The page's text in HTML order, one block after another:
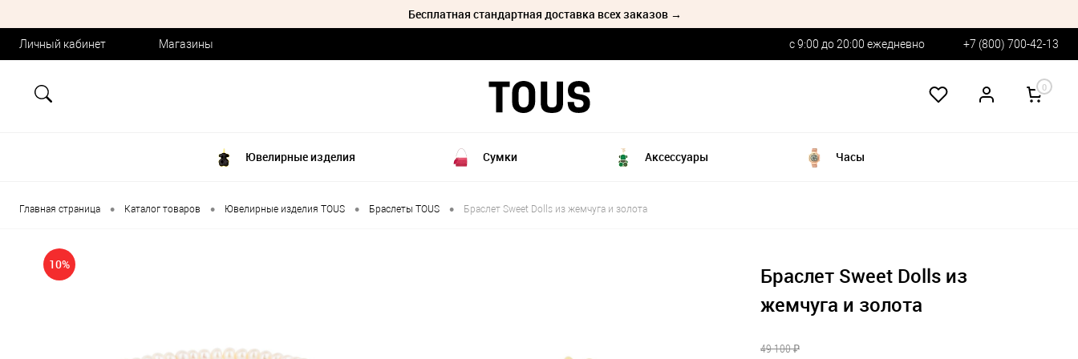
Бесплатная стандартная доставка всех заказов →
Личный кабинет Магазины с 9:00 до 20:00 ежедневно +7 (800) 700-42-13
0
Ювелирные изделия Сумки Аксессуары Часы
Главная страница • Каталог товаров • Ювелирные изделия TOUS • Браслеты TOUS • Браслет Sweet Dolls из жемчуга и золота
10%
Браслет Sweet Dolls из
жемчуга и золота
49 100 ₽